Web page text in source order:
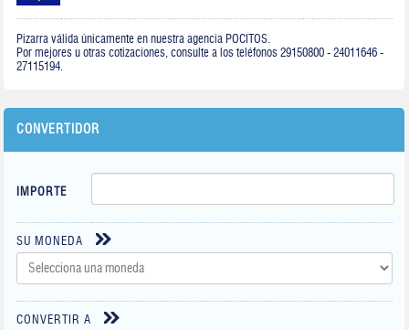
Pizarra válida únicamente en nuestra agencia POCITOS.
Por mejores u otras cotizaciones, consulte a los teléfonos 29150800 - 24011646 -
27115194.
CONVERTIDOR
IMPORTE
SU MONEDA
CONVERTIR A